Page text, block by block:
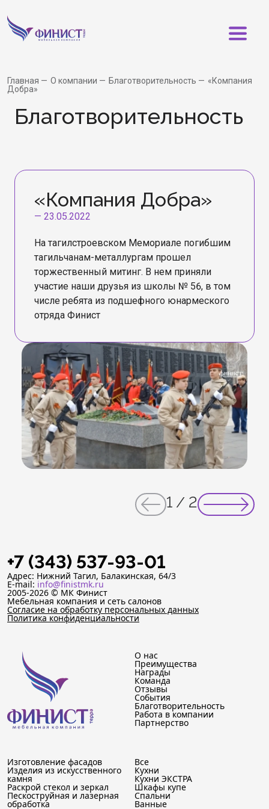
Главная О компании Благотворительность
«Компания
Добра»
Бла­го­тво­ри­тель­ность
«Компания Добра»
— 23.05.2022
На тагилстроевском Мемориале погибшим
тагильчанам-металлургам прошел
торжественный митинг. В нем приняли
участие наши друзья из школы № 56, в том
числе ребята из подшефного юнармеского
отряда Финист
1 / 2
+7 (343) 537-93-01
Адрес: Нижний Тагил, Балакинская, 64/3
E-mail: info@finistmk.ru
2005-2026 © МК Финист
Мебельная компания и сеть салонов
Согласие на обработку персональных данных
Политика конфиденциальности
О нас
Преимущества
Награды
Команда
Отзывы
События
Благотворительность
Работа в компании
Партнерство
Изготовление фасадов
Изделия из искусственного
камня
Раскрой стекол и зеркал
Пескоструйная и лазерная
обработка
Все
Кухни
Кухни ЭКСТРА
Шкафы купе
Спальни
Ванные